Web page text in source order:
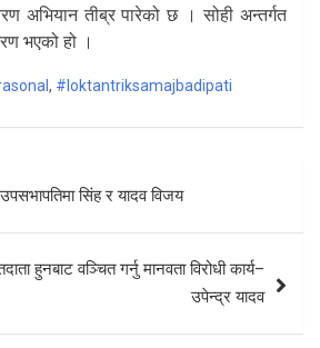
अभियान तीब्र पारेको छ । सोही अन्तर्गत
भएको हो ।
, #loktantriksamajbadipati
सिंह र यादव विजय
हुनबाट वञ्चित गर्नु मानवता विरोधी कार्य–
उपेन्द्र यादव